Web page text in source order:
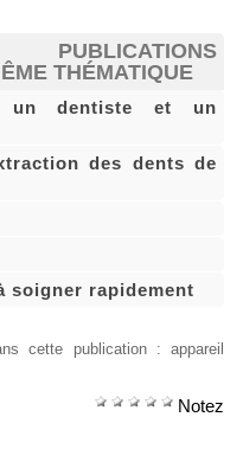
THÉMATIQUE
un dentiste et un
des dents de
soigner rapidement
cette publication: appareil
Notez